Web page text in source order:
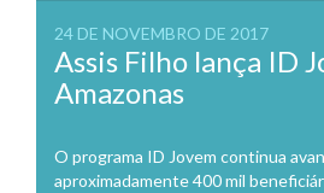
24 DE NOVEMBRO DE 2017
Assis Filho lança ID
Amazonas
O programa ID Jovem continua
aproximadamente 400 mil